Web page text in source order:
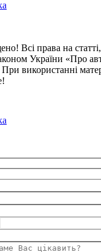
Всі права на статті,
України «Про
використанні